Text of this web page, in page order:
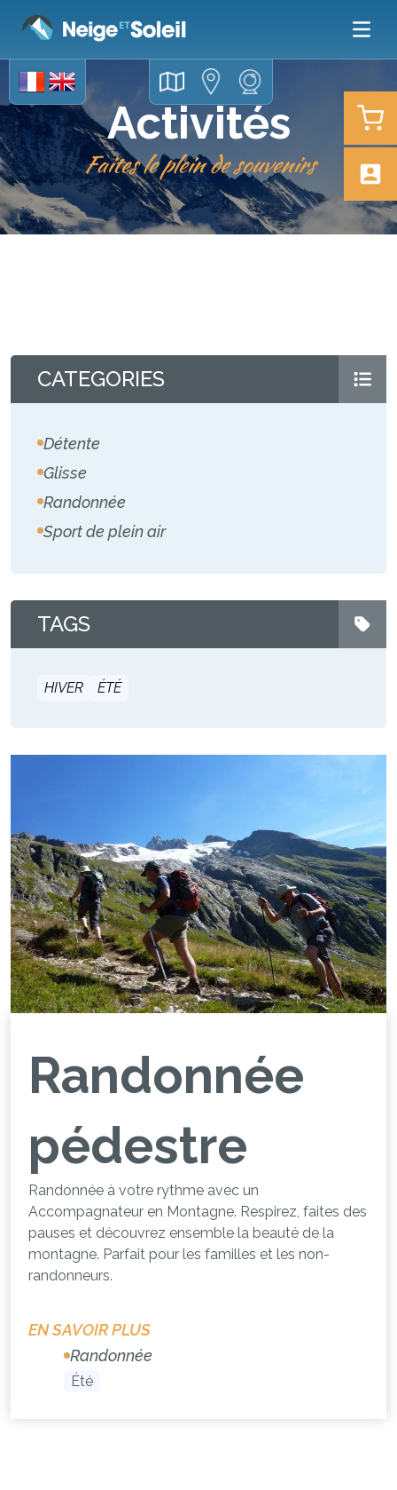
Activités
Faites le plein de souvenirs
CATEGORIES
Détente
Glisse
Randonnée
Sport de plein air
TAGS
HIVER ÉTÉ
Randonnée
pédestre
Randonnée à votre rythme avec un
Accompagnateur en Montagne. Respirez, faites des
pauses et découvrez ensemble la beauté de la
montagne. Parfait pour les familles et les non-
randonneurs.
EN SAVOIR PLUS
Randonnée
Été